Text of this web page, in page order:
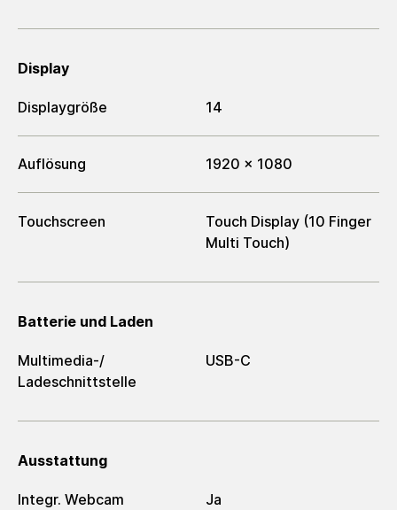
Display
Displaygröße 14
Auflösung 1920 x 1080
Touchscreen
Touch Display (10 Finger
Multi Touch)
Batterie und Laden
Multimedia-/​
Ladeschnittstelle
USB-C
Ausstattung
Integr. Webcam Ja